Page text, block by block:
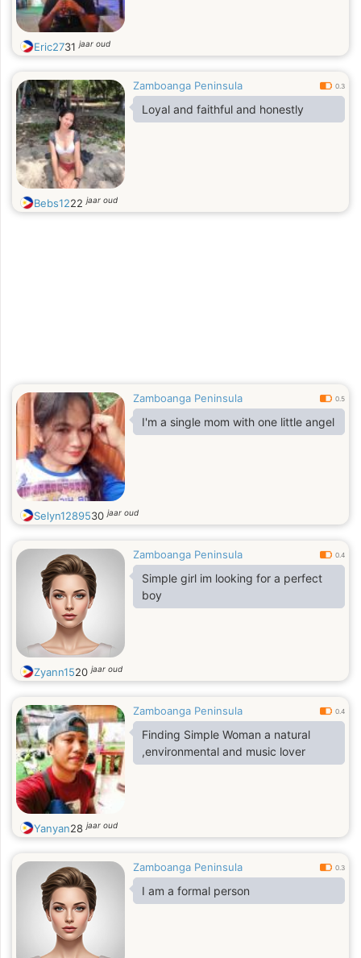
Eric2731jaar oud
Zamboanga Peninsula 0.3
Loyal and faithful and honestly
Bebs1222jaar oud
Zamboanga Peninsula 0.5
I'm a single mom with one little angel
Selyn1289530jaar oud
Zamboanga Peninsula 0.4
Simple girl im looking for a perfect
boy
Zyann1520jaar oud
Zamboanga Peninsula 0.4
Finding Simple Woman a natural
,environmental and music lover
Yanyan28jaar oud
Zamboanga Peninsula 0.3
I am a formal person